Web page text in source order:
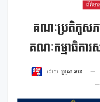
ព័ត៌មា
គណៈប្រតិភូសភា
គណៈកម្មាធិកា
ដោយ ប្រុស អាន